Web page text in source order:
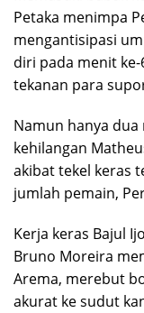
Petaka menimpa
mengantisipasi
diri pada menit
tekanan para
Namun hanya
kehilangan
akibat tekel keras
jumlah pemain,
Kerja keras Bajul
Bruno Moreira
Arema, merebut
akurat ke sudut